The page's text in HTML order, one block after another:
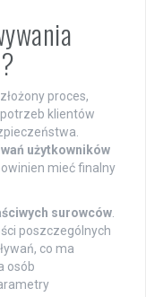
proces,
klientów
użytkowników
mieć finalny
surowców
poszczególnych
co ma
osób